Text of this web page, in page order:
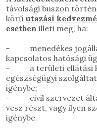
távolsági buszon
körű utazási
esetben illeti meg, ha:
- menedékes
kapcsolatos hatósági
- a területi ellátási
egészségügyi
igénybe;
- civil szervezet
vesz részt, vagy ilyen
igénybe.